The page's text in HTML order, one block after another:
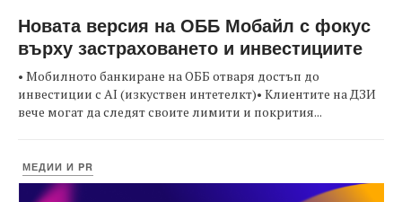
Новата версия на ОББ Мобайл с фокус
върху застраховането и инвестициите
• Мобилното банкиране на ОББ отваря достъп до
инвестиции с AI (изкуствен интетелкт)• Клиентите на ДЗИ
вече могат да следят своите лимити и покрития...
МЕДИИ И PR